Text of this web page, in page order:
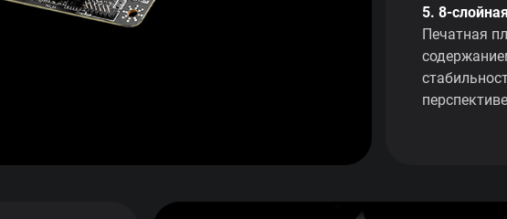
5. 8-
Печатная